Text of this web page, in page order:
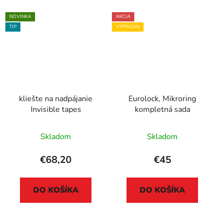
NOVINKA
TIP
kliešte na nadpájanie
Invisible tapes
Skladom
€68,20
DO KOŠÍKA
AKCIA
VÝPREDAJ
Eurolock, Mikroring
kompletná sada
Skladom
€45
DO KOŠÍKA